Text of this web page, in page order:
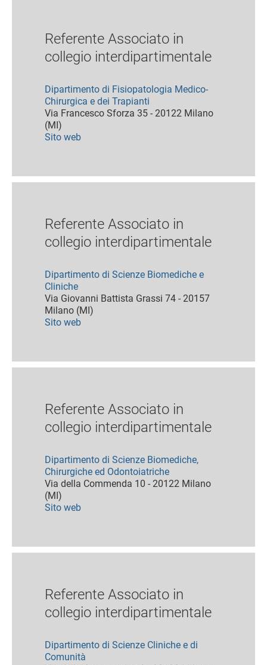
Referente Associato in
collegio interdipartimentale
Dipartimento di Fisiopatologia Medico-
Chirurgica e dei Trapianti
Via Francesco Sforza 35 - 20122 Milano
(MI)
Sito web
Referente Associato in
collegio interdipartimentale
Dipartimento di Scienze Biomediche e
Cliniche
Via Giovanni Battista Grassi 74 - 20157
Milano (MI)
Sito web
Referente Associato in
collegio interdipartimentale
Dipartimento di Scienze Biomediche,
Chirurgiche ed Odontoiatriche
Via della Commenda 10 - 20122 Milano
(MI)
Sito web
Referente Associato in
collegio interdipartimentale
Dipartimento di Scienze Cliniche e di
Comunità